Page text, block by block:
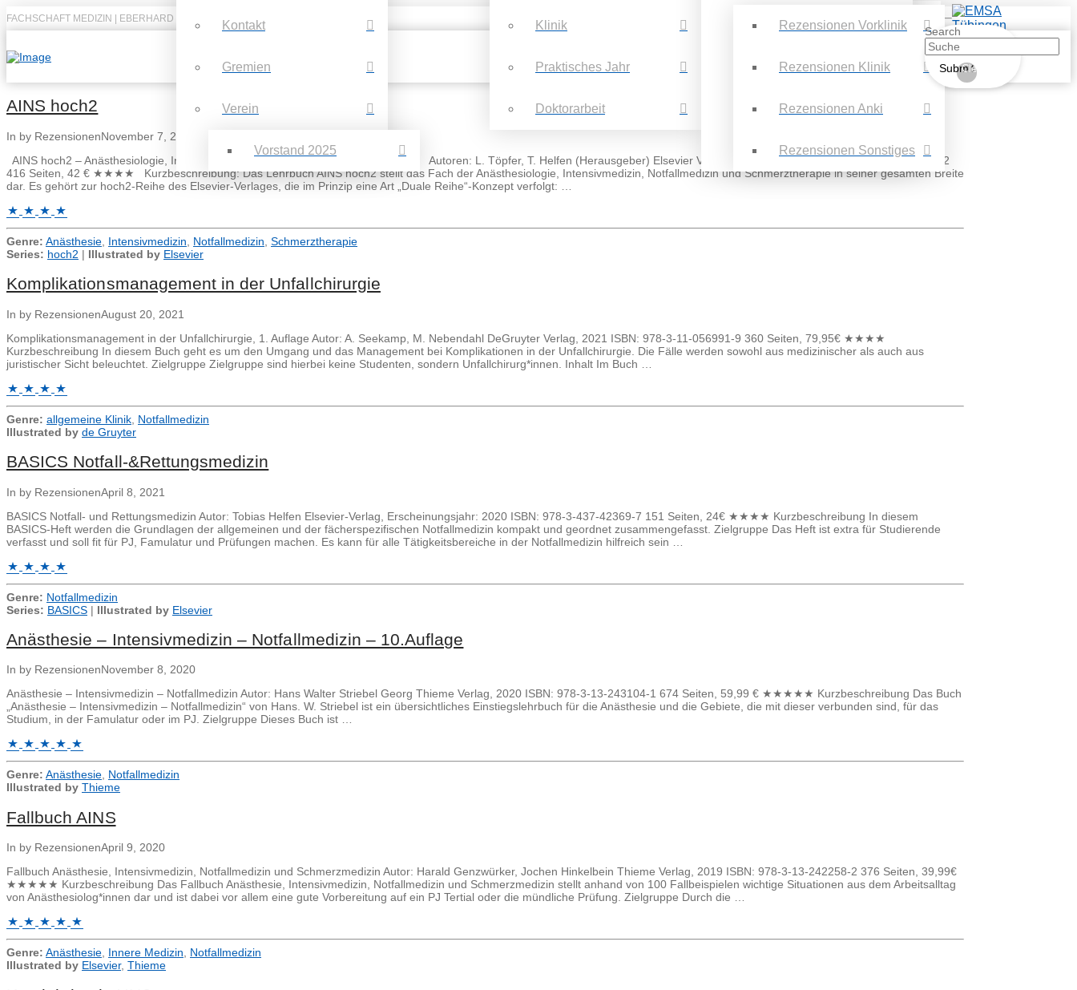
FACHSCHAFT MEDIZIN | EBERHARD KARLS UNIVERSITÄT TÜBINGEN
Kontakt
Gremien
Verein
Vorstand 2025
Klinik
Praktisches Jahr
Doktorarbeit
Rezensionen Vorklinik
Rezensionen Klinik
Rezensionen Anki
Rezensionen Sonstiges
Search
Submit
Clear
AINS hoch2
In by RezensionenNovember 7, 2023
AINS hoch2 – Anästhesiologie, Intensivmedizin, Notfallmedizin, Schmerztherapie Autoren: L. Töpfer, T. Helfen (Herausgeber) Elsevier Verlag, 2023, 1.Auflage ISBN: 978-3-437-41291-2
416 Seiten, 42 € ★★★★ Kurzbeschreibung: Das Lehrbuch AINS hoch2 stellt das Fach der Anästhesiologie, Intensivmedizin, Notfallmedizin und Schmerztherapie in seiner gesamten Breite
dar. Es gehört zur hoch2-Reihe des Elsevier-Verlages, die im Prinzip eine Art „Duale Reihe“-Konzept verfolgt: …
Genre: Anästhesie Intensivmedizin Notfallmedizin Schmerztherapie
Series: hoch2 | Illustrated by Elsevier
Komplikationsmanagement in der Unfallchirurgie
In by RezensionenAugust 20, 2021
Komplikationsmanagement in der Unfallchirurgie, 1. Auflage Autor: A. Seekamp, M. Nebendahl DeGruyter Verlag, 2021 ISBN: 978-3-11-056991-9 360 Seiten, 79,95€ ★★★★
Kurzbeschreibung In diesem Buch geht es um den Umgang und das Management bei Komplikationen in der Unfallchirurgie. Die Fälle werden sowohl aus medizinischer als auch aus
juristischer Sicht beleuchtet. Zielgruppe Zielgruppe sind hierbei keine Studenten, sondern Unfallchirurg*innen. Inhalt Im Buch …
Genre: allgemeine Klinik Notfallmedizin
Illustrated by de Gruyter
BASICS Notfall-&Rettungsmedizin
In by RezensionenApril 8, 2021
BASICS Notfall- und Rettungsmedizin Autor: Tobias Helfen Elsevier-Verlag, Erscheinungsjahr: 2020 ISBN: 978-3-437-42369-7 151 Seiten, 24€ ★★★★ Kurzbeschreibung In diesem
BASICS-Heft werden die Grundlagen der allgemeinen und der fächerspezifischen Notfallmedizin kompakt und geordnet zusammengefasst. Zielgruppe Das Heft ist extra für Studierende
verfasst und soll fit für PJ, Famulatur und Prüfungen machen. Es kann für alle Tätigkeitsbereiche in der Notfallmedizin hilfreich sein …
Genre: Notfallmedizin
Series: BASICS | Illustrated by Elsevier
Anästhesie – Intensivmedizin – Notfallmedizin – 10.Auflage
In by RezensionenNovember 8, 2020
Anästhesie – Intensivmedizin – Notfallmedizin Autor: Hans Walter Striebel Georg Thieme Verlag, 2020 ISBN: 978-3-13-243104-1 674 Seiten, 59,99 € ★★★★★ Kurzbeschreibung Das Buch
„Anästhesie – Intensivmedizin – Notfallmedizin“ von Hans. W. Striebel ist ein übersichtliches Einstiegslehrbuch für die Anästhesie und die Gebiete, die mit dieser verbunden sind, für das
Studium, in der Famulatur oder im PJ. Zielgruppe Dieses Buch ist …
Genre: Anästhesie, Notfallmedizin
Illustrated by Thieme
Fallbuch AINS
In by RezensionenApril 9, 2020
Fallbuch Anästhesie, Intensivmedizin, Notfallmedizin und Schmerzmedizin Autor: Harald Genzwürker, Jochen Hinkelbein Thieme Verlag, 2019 ISBN: 978-3-13-242258-2 376 Seiten, 39,99€
★★★★★ Kurzbeschreibung Das Fallbuch Anästhesie, Intensivmedizin, Notfallmedizin und Schmerzmedizin stellt anhand von 100 Fallbeispielen wichtige Situationen aus dem Arbeitsalltag
von Anästhesiolog*innen dar und ist dabei vor allem eine gute Vorbereitung auf ein PJ Tertial oder die mündliche Prüfung. Zielgruppe Durch die …
Genre: Anästhesie, Innere Medizin, Notfallmedizin
Illustrated by Elsevier, Thieme